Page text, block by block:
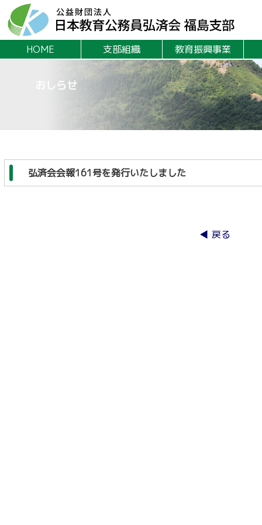
HOME 支部組織 教育振興事業
おしらせ
弘済会会報161号を発行いたしました
◀ 戻る